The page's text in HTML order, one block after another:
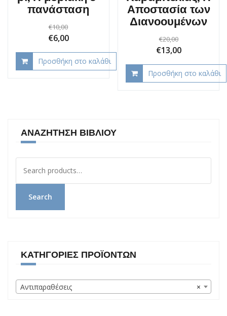
πα­νά­στα­ση
€10,00
Original
price
was:
€6,00Current
price
is:
Προσθήκη στο καλάθι
Αποστασία των
Διανοουμένων
€20,00
Original
price
was:
€13,00Current
price
is:
Προσθήκη στο καλάθι
ΑΝΑΖΉΤΗΣΗ ΒΙΒΛΊΟΥ
για:
Search
ΚΑΤΗΓΟΡΊΕΣ ΠΡΟΪΌΝΤΩΝ
×
Αντιπαραθέσεις